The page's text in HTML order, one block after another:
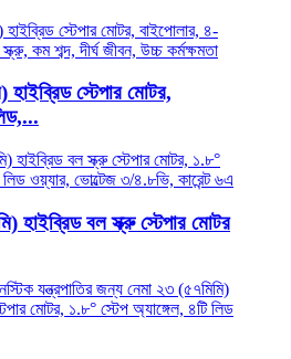
হাইব্রিড স্টেপার মোটর,
হাইব্রিড বল স্ক্রু স্টেপার মোটর